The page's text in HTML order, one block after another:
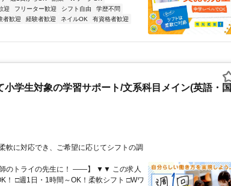
迎 フリーター歓迎 シフト自由
学歴不問
者歓迎 経験者歓迎 ネイルOK
有資格者歓迎
小学生対象の学習サポート/文系科目メイン(英語・国
軟に対応でき、ご希望に応じてシフトの調
のトライの先生に！ ――】 ▼▼ この求人
□週1日・1時間～OK！柔軟シフト □Wワ